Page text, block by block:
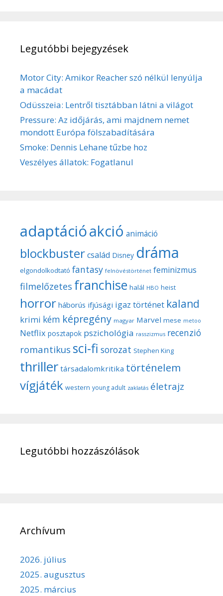
Legutóbbi bejegyzések
Motor City: Amikor Reacher szó nélkül lenyúlja
a macádat
Odüsszeia: Lentről tisztábban látni a világot
Pressure: Az időjárás, ami majdnem nemet
mondott Európa fölszabadítására
Smoke: Dennis Lehane tűzbe hoz
Veszélyes állatok: Fogatlanul
adaptációakció animáció
blockbustercsalád Disney dráma
elgondolkodtató fantasy felnövéstörténet feminizmus
filmelőzetes franchise halál HBO heist
horror háborús ifjúsági igaz történet kaland
krimi kém képregény magyar Marvel mese metoo
Netflix posztapok pszichológia rasszizmus recenzió
romantikus sci-fi sorozat Stephen King
thriller társadalomkritika történelem
vígjáték western young adult zaklatás életrajz
Legutóbbi hozzászólások
Archívum
2026. július
2025. augusztus
2025. március